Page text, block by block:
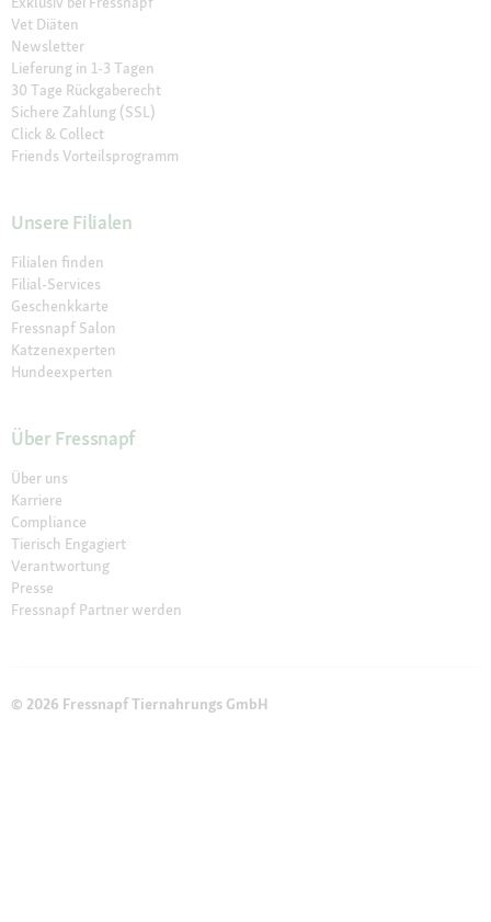
Vet Diäten
Newsletter
Lieferung in 1-3 Tagen
30 Tage Rückgaberecht
Sichere Zahlung (SSL)
Click & Collect
Friends Vorteilsprogramm
Unsere Filialen
Filialen finden
Filial-Services
Geschenkkarte
Fressnapf Salon
Katzenexperten
Hundeexperten
Über Fressnapf
Über uns
Karriere
Compliance
Tierisch Engagiert
Verantwortung
Presse
Fressnapf Partner werden
© 2026 Fressnapf Tiernahrungs GmbH